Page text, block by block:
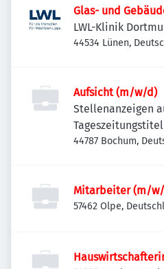
Glas- und
LWL-Klinik
44534 Lünen,
Aufsicht (m/w/d)
Stellenanzeigen
NRW
44787 Bochum,
Mitarbeiter (m/
57462 Olpe,